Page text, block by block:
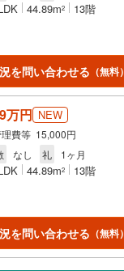
44.89m2 13階
を問い合わせる （無料）
万円 NEW
費等 15,000円
なし 礼 1ヶ月
44.89m2 13階
を問い合わせる （無料）